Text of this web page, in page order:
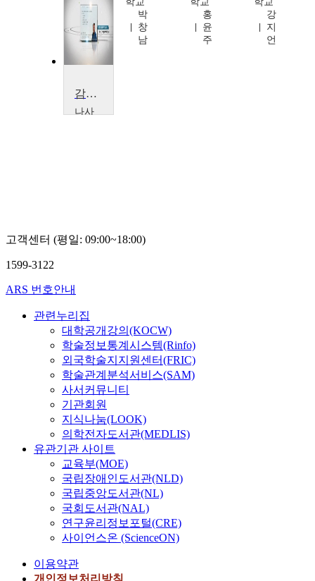
TV
박
창
남
홍
윤
주
강
지
언
감성지능의이해와계발
나사
고객센터 (평일: 09:00~18:00)
1599-3122
ARS 번호안내
관련누리집
대학공개강의(KOCW)
학술정보통계시스템(Rinfo)
외국학술지지원센터(FRIC)
학술관계분석서비스(SAM)
사서커뮤니티
기관회원
지식나눔(LOOK)
의학전자도서관(MEDLIS)
유관기관 사이트
교육부(MOE)
국립장애인도서관(NLD)
국립중앙도서관(NL)
국회도서관(NAL)
연구윤리정보포털(CRE)
사이언스온 (ScienceON)
이용약관
개인정보처리방침